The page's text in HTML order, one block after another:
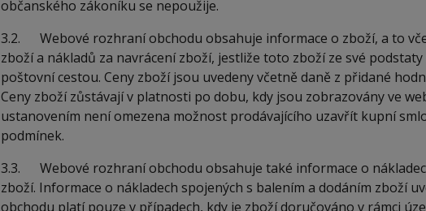
občanského zákoníku se nepoužije.
3.2. Webové rozhraní obchodu obsahuje informace o zboží, a to
zboží a nákladů za navrácení zboží, jestliže toto zboží ze své
poštovní cestou. Ceny zboží jsou uvedeny včetně daně z přidané
Ceny zboží zůstávají v platnosti po dobu, kdy jsou zobrazovány ve
ustanovením není omezena možnost prodávajícího uzavřít kupní
podmínek.
3.3. Webové rozhraní obchodu obsahuje také informace o
zboží. Informace o nákladech spojených s balením a dodáním zboží
obchodu platí pouze v případech, kdy je zboží doručováno v rámci